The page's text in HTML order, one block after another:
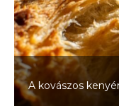
A kovászos